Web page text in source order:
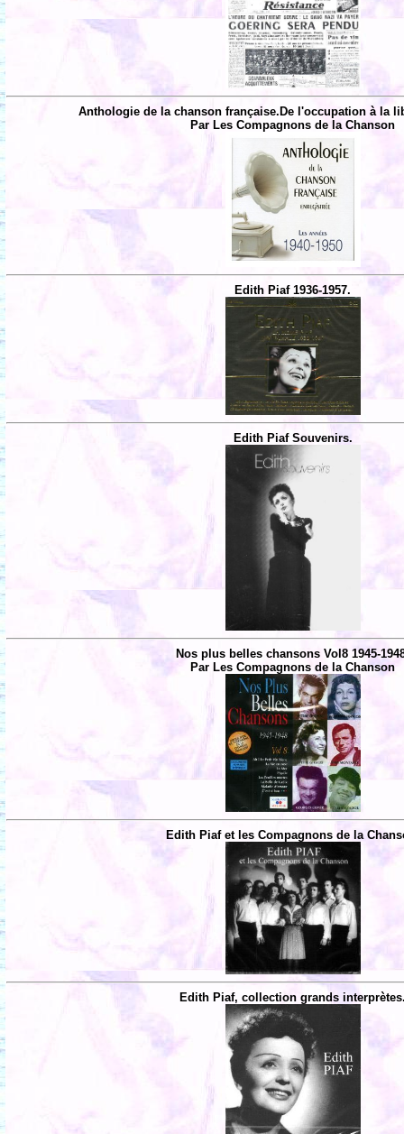
Anthologie de la chanson française.De l'occupation à la
Par Les Compagnons de la Chanson
Edith Piaf 1936-1957.
Edith Piaf Souvenirs.
Nos plus belles chansons Vol8 1945-
Par Les Compagnons de la Chanson
Edith Piaf et les Compagnons de la
Edith Piaf, collection grands